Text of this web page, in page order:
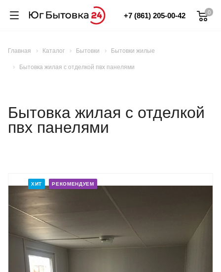
0
+7 (861) 205-00-42
Главная Каталог Бытовки Бытовки жилые
Бытовка жилая с отделкой пвх панелями
Бытовка жилая с отделкой
пвх панелями
ХИТ РЕКОМЕНДУЕМ